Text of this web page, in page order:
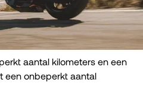
aantal kilometers en een
een onbeperkt aantal